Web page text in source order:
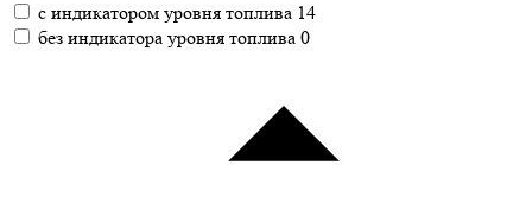
с индикатором уровня топлива 14
без индикатора уровня топлива 0